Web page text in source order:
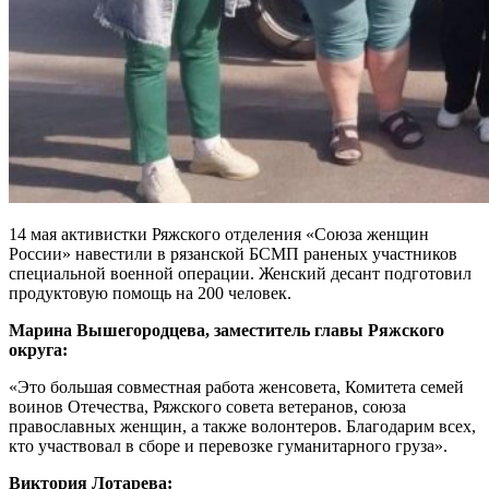
14 мая активистки Ряжского отделения «Союза женщин
России» навестили в рязанской БСМП раненых участников
специальной военной операции. Женский десант подготовил
продуктовую помощь на 200 человек.
Марина Вышегородцева, заместитель главы Ряжского
округа:
«Это большая совместная работа женсовета, Комитета семей
воинов Отечества, Ряжского совета ветеранов, союза
православных женщин, а также волонтеров. Благодарим всех,
кто участвовал в сборе и перевозке гуманитарного груза».
Виктория Лотарева: